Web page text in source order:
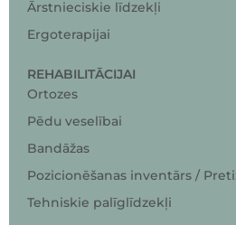
Ārstnieciskie līdzekļi
Ergoterapijai
REHABILITĀCIJAI
Ortozes
Pēdu veselībai
Bandāžas
Pozicionēšanas inventārs /
Tehniskie palīglīdzekļi